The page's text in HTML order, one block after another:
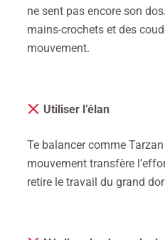
ne sent pas encore son dos.
mains-crochets et des
mouvement.
Utiliser l’élan
Te balancer comme
mouvement transfère
retire le travail du grand